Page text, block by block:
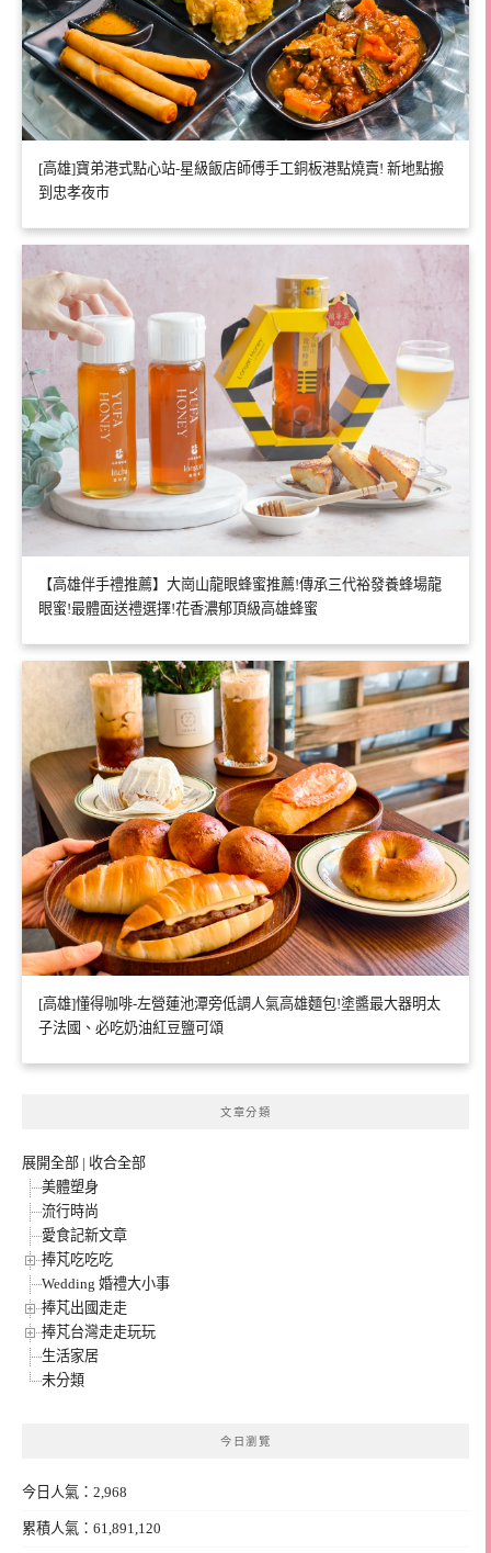
[高雄]寶弟港式點心站-星級飯店師傅手工銅板港點燒賣! 新地點搬
到忠孝夜市
【高雄伴手禮推薦】大崗山龍眼蜂蜜推薦!傳承三代裕發養蜂場龍
眼蜜!最體面送禮選擇!花香濃郁頂級高雄蜂蜜
[高雄]懂得咖啡-左營蓮池潭旁低調人氣高雄麵包!塗醬最大器明太
子法國、必吃奶油紅豆鹽可頌
文章分類
展開全部 | 收合全部
美體塑身
流行時尚
愛食記新文章
捧芃吃吃吃
Wedding 婚禮大小事
捧芃出國走走
捧芃台灣走走玩玩
生活家居
未分類
今日瀏覽
今日人氣：2,968
累積人氣：61,891,120